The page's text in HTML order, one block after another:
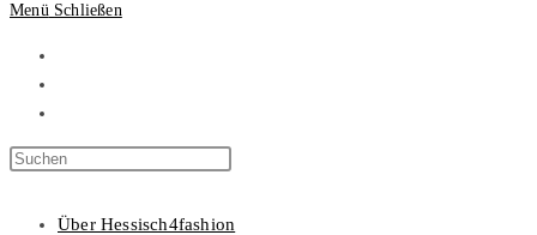
Menü Schließen
Über Hessisch4fashion